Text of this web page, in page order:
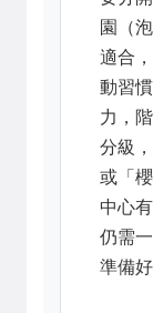
園（
適合
動習
力，
分級
或「
中心
仍需
準備